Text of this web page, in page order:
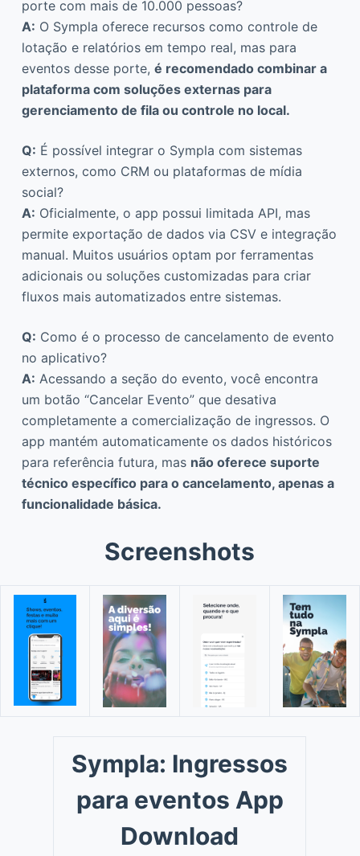
porte com mais de 10.000 pessoas?
A: O Sympla oferece recursos como controle de
lotação e relatórios em tempo real, mas para
eventos desse porte, é recomendado combinar a
plataforma com soluções externas para
gerenciamento de fila ou controle no local.
Q: É possível integrar o Sympla com sistemas
externos, como CRM ou plataformas de mídia
social?
A: Oficialmente, o app possui limitada API, mas
permite exportação de dados via CSV e integração
manual. Muitos usuários optam por ferramentas
adicionais ou soluções customizadas para criar
fluxos mais automatizados entre sistemas.
Q: Como é o processo de cancelamento de evento
no aplicativo?
A: Acessando a seção do evento, você encontra
um botão “Cancelar Evento” que desativa
completamente a comercialização de ingressos. O
app mantém automaticamente os dados históricos
para referência futura, mas não oferece suporte
técnico específico para o cancelamento, apenas a
funcionalidade básica.
Screenshots
Sympla: Ingressos
para eventos App
Download